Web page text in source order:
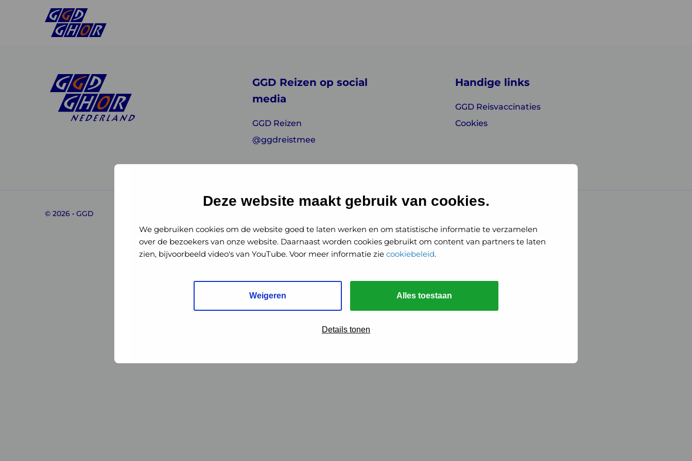
Deze website maakt gebruik van cookies.
We gebruiken cookies om de website goed te laten werken en om statistische informatie te verzamelen
over de bezoekers van onze website. Daarnaast worden cookies gebruikt om content van partners te laten
zien, bijvoorbeeld video's van YouTube. Voor meer informatie zie cookiebeleid.
Weigeren Alles toestaan
Details tonen
GHORGHOR
Nederland
GGD Reizen op social
media
GGD Reizen
@ggdreistmee
Handige links
GGD Reisvaccinaties
Cookies
© 2026 • GGD